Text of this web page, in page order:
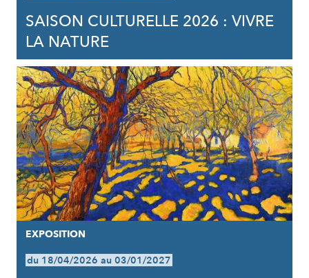
SAISON CULTURELLE 2026 : VIVRE
LA NATURE
EXPOSITION
du 18/04/2026 au 03/01/2027